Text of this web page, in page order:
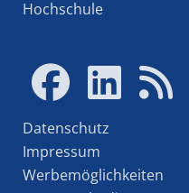
Hochschule
Datenschutz
Impressum
Werbemöglichkeiten